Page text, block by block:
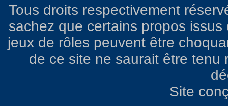
Tous droits respectivement
sachez que certains propos
jeux de rôles peuvent être
de ce site ne saurait être tenu
Site